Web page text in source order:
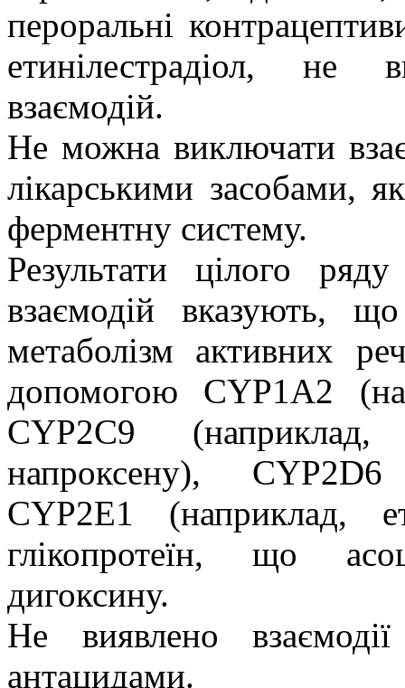
пероральні
етинілестрадіол, не
взаємодій.
Не можна виключати
лікарськими засобами,
ферментну систему.
Результати цілого
взаємодій вказують,
метаболізм активних
допомогою CYP1A2
CYP2С9 (наприклад,
напроксену),
CYP2Е1 (наприклад,
глікопротеїн, що
дигоксину.
Не виявлено
антацидами.